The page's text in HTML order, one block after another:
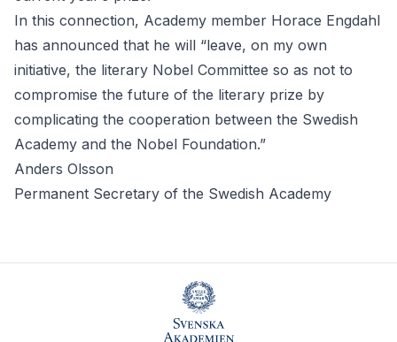
In this connection, Academy member Horace Engdahl
has announced that he will “leave, on my own
initiative, the literary Nobel Committee so as not to
compromise the future of the literary prize by
complicating the cooperation between the Swedish
Academy and the Nobel Foundation.”
Anders Olsson
Permanent Secretary of the Swedish Academy